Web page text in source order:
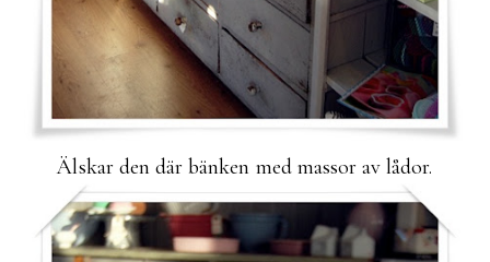
Älskar den där bänken med massor av lådor.